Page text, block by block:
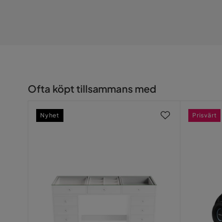
Ofta köpt tillsammans med
Nyhet Prisvärt